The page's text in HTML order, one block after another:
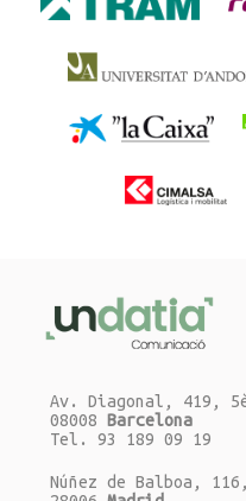
Av. Diagonal, 419,
08008 Barcelona
Tel. 93 189 09 19
Núñez de Balboa,